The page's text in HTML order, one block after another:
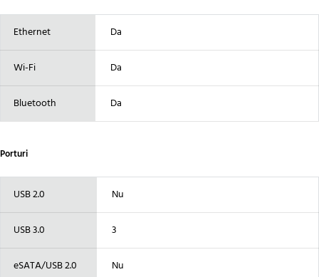
Ethernet Da
Wi-Fi Da
Bluetooth Da
Porturi
USB 2.0 Nu
USB 3.0 3
eSATA/USB 2.0 Nu